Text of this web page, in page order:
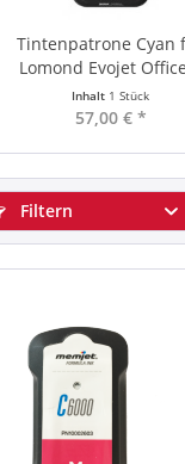
Tintenpatrone Cyan
Lomond Evojet
Inhalt 1 Stück
57,00 € *
Filtern